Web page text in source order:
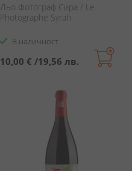
Льо Фотограф Сира / Le
Photographe Syrah
В наличност
10,00 € /19,56 лв.